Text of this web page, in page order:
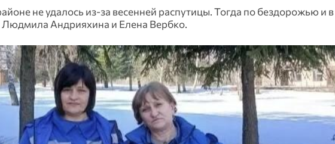
не удалось из-за весенней распутицы. Тогда по бездорожью и
Андрияхина и Елена Вербко.